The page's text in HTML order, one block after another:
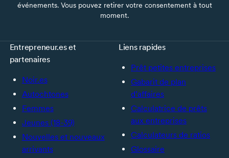
événements. Vous pouvez retirer votre consentement à tout
moment.
Entrepreneur.es et
partenaires
Noir.es
Autochtones
Femmes
Jeunes (18-39)
Nouvelles et nouveaux
arrivants
Liens rapides
Prêt petites entreprises
Gabarit de plan
d’affaires
Calculatrice de prêts
aux entreprises
Calculateurs de ratios
Glossaire